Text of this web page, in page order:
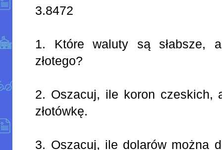
3.8472
1. Które waluty są słabsze,
złotego?
2. Oszacuj, ile koron czeskich,
złotówkę.
3. Oszacuj, ile dolarów można